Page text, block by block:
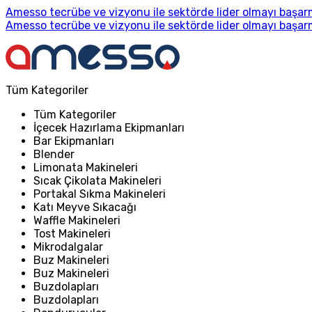
Amesso tecrübe ve vizyonu ile sektörde lider olmayı
Amesso tecrübe ve vizyonu ile sektörde lider olmayı
Tüm Kategoriler
Tüm Kategoriler
İçecek Hazırlama Ekipmanları
Bar Ekipmanları
Blender
Limonata Makineleri
Sıcak Çikolata Makineleri
Portakal Sıkma Makineleri
Katı Meyve Sıkacağı
Waffle Makineleri
Tost Makineleri
Mikrodalgalar
Buz Makineleri
Buz Makineleri
Buzdolapları
Buzdolapları